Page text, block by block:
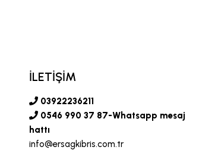
şirketimiz Ersağ' a
İLETİŞİM
03922236211
0546 990 37 87-Whatsapp mesaj
hattı
info@ersagkibris.com.tr